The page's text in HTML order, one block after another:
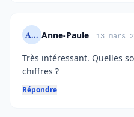
A... Anne-Paule 13 mars
Très intéressant. Quelles
chiffres ?
Répondre